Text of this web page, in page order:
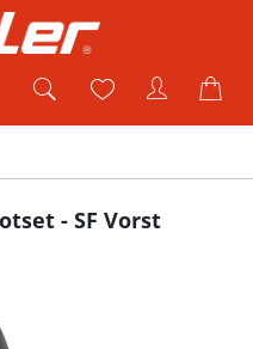
- SF Vorst